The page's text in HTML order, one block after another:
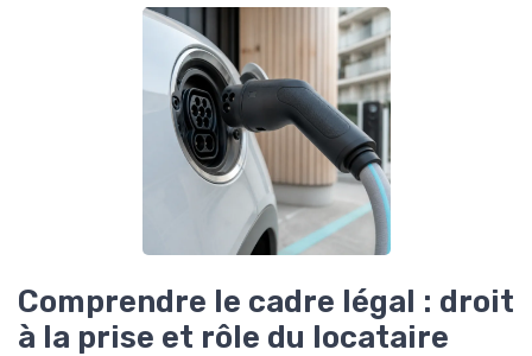
Comprendre le cadre légal : droit
à la prise et rôle du locataire